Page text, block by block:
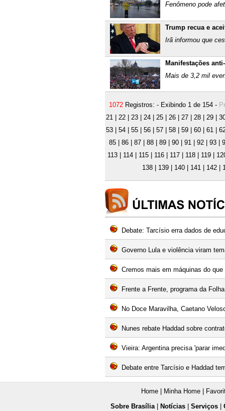
Fenômeno pode
Trump recua e
Irã informou que
Manifestações
Mais de 3,2 mil
1072 Registros: - Exibindo 1 de 154 -
21| 22| 23| 24| 25| 26| 27| 28| 29|
53| 54| 55| 56| 57| 58| 59| 60| 61|
85
86 87 88 89 90 91 92 93
113
114 115 116 117 118 119
138
139 140 141 142
Debate: Tarcísio erra dados de
Governo Lula e violência viram
Cremos mais em máquinas do
Frente a Frente, programa da
No Doce Maravilha, Caetano
Nunes rebate Haddad sobre
Vieira: Argentina precisa 'parar
Debate entre Tarcísio e Haddad
Home Minha Home
Sobre Brasília| Notícias Serviços